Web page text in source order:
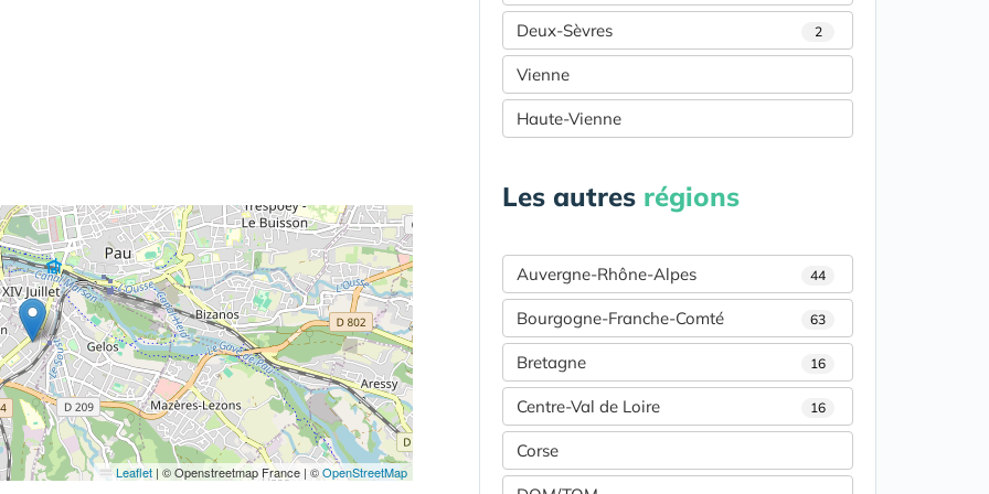
Leaflet | © Openstreetmap France | ©OpenStreetMap
Deux-Sèvres 2
Vienne
Haute-Vienne
Les autres régions
Auvergne-Rhône-Alpes 44
Bourgogne-Franche-Comté 63
Bretagne 16
Centre-Val de Loire 16
Corse